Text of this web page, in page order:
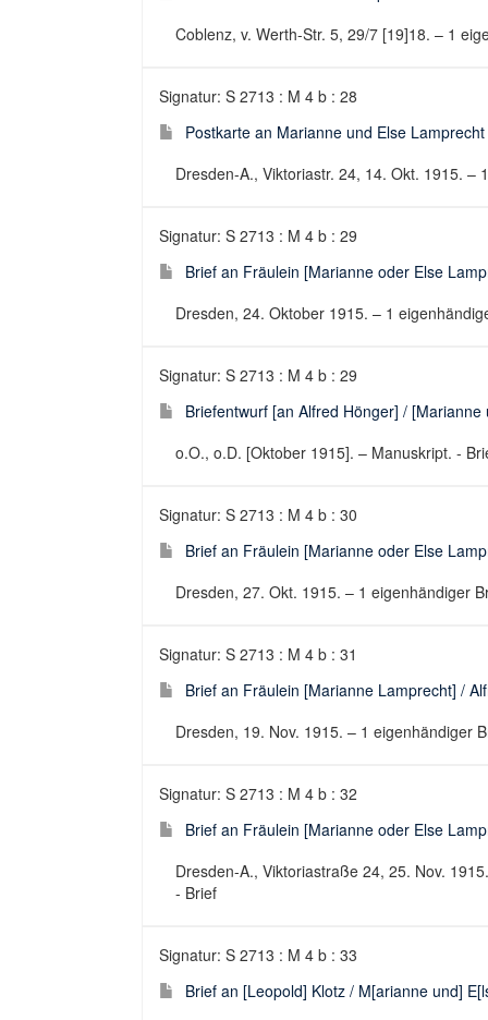
Coblenz, v. Werth-Str. 5, 29/7 [19]18. – 1
Signatur: S 2713 : M 4 b : 28
Postkarte an Marianne und Else
Dresden-A., Viktoriastr. 24, 14. Okt. 1915. –
Signatur: S 2713 : M 4 b : 29
Brief an Fräulein [Marianne oder Else
Dresden, 24. Oktober 1915. – 1
Signatur: S 2713 : M 4 b : 29
Briefentwurf [an Alfred Hönger] /
o.O., o.D. [Oktober 1915]. – Manuskript. -
Signatur: S 2713 : M 4 b : 30
Brief an Fräulein [Marianne oder Else
Dresden, 27. Okt. 1915. – 1 eigenhändiger
Signatur: S 2713 : M 4 b : 31
Brief an Fräulein [Marianne Lamprecht] /
Dresden, 19. Nov. 1915. – 1 eigenhändiger
Signatur: S 2713 : M 4 b : 32
Brief an Fräulein [Marianne oder Else
Dresden-A., Viktoriastraße 24, 25. Nov.
- Brief
Signatur: S 2713 : M 4 b : 33
Brief an [Leopold] Klotz / M[arianne und]